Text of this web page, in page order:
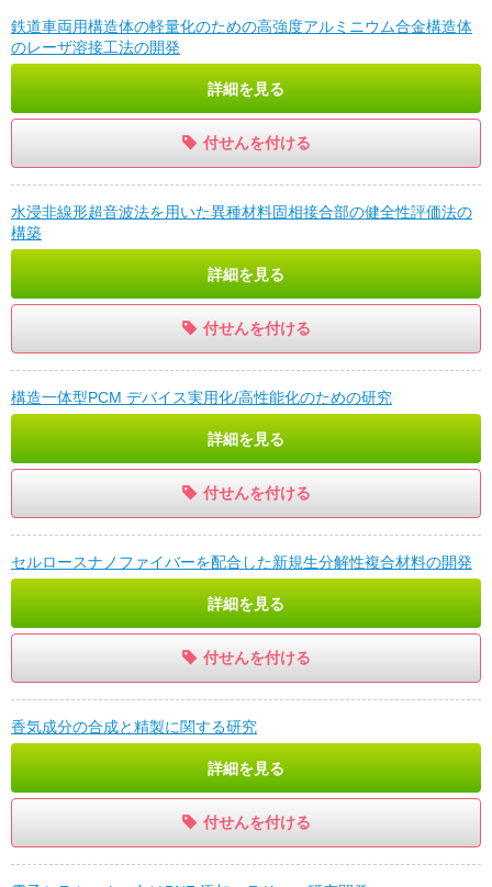
鉄道車両用構造体の軽量化のための高強度アルミニウム合金構造体
のレーザ溶接工法の開発
詳細を見る
付せんを付ける
水浸非線形超音波法を用いた異種材料固相接合部の健全性評価法の
構築
詳細を見る
付せんを付ける
構造一体型PCM デバイス実用化/高性能化のための研究
詳細を見る
付せんを付ける
セルロースナノファイバーを配合した新規生分解性複合材料の開発
詳細を見る
付せんを付ける
香気成分の合成と精製に関する研究
詳細を見る
付せんを付ける